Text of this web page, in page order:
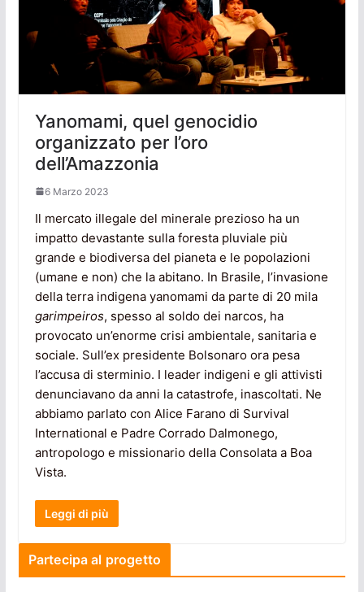
Yanomami, quel genocidio
organizzato per l’oro
dell’Amazzonia
6 Marzo 2023
Il mercato illegale del minerale prezioso ha un
impatto devastante sulla foresta pluviale più
grande e biodiversa del pianeta e le popolazioni
(umane e non) che la abitano. In Brasile, l’invasione
della terra indigena yanomami da parte di 20 mila
garimpeiros, spesso al soldo dei narcos, ha
provocato un’enorme crisi ambientale, sanitaria e
sociale. Sull’ex presidente Bolsonaro ora pesa
l’accusa di sterminio. I leader indigeni e gli attivisti
denunciavano da anni la catastrofe, inascoltati. Ne
abbiamo parlato con Alice Farano di Survival
International e Padre Corrado Dalmonego,
antropologo e missionario della Consolata a Boa
Vista.
Leggi di più
Partecipa al progetto